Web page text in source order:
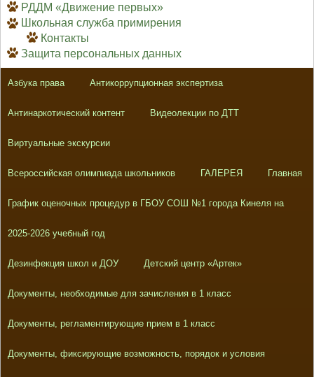
РДДМ «Движение первых»
Школьная служба примирения
Контакты
Защита персональных данных
Азбука права Антикоррупционная экспертиза
Антинаркотический контент Видеолекции по ДТТ
Виртуальные экскурсии
Всероссийская олимпиада школьников ГАЛЕРЕЯ Главная
График оценочных процедур в ГБОУ СОШ №1 города Кинеля на
2025-2026 учебный год
Дезинфекция школ и ДОУ Детский центр «Артек»
Документы, необходимые для зачисления в 1 класс
Документы, регламентирующие прием в 1 класс
Документы, фиксирующие возможность, порядок и условия